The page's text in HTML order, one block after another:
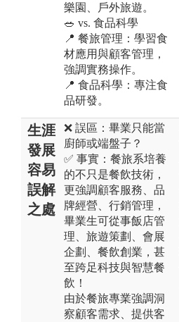
樂園、戶外旅遊。
🥗 vs. 食品科學
📍 餐旅管理：學習食
材應用與顧客管理，
強調實務操作。
📍 食品科學：專注食
品研發。
生涯
發展
容易
誤解
之處
❌ 誤區：畢業只能當
廚師或端盤子？
✅ 事實：餐旅系培養
的不只是餐飲技術，
更強調顧客服務、品
牌經營、行銷管理，
畢業生可從事飯店管
理、旅遊策劃、會展
企劃、餐飲創業，甚
至跨足科技與智慧餐
飲！
由於餐旅專業強調洞
察顧客需求、提供客